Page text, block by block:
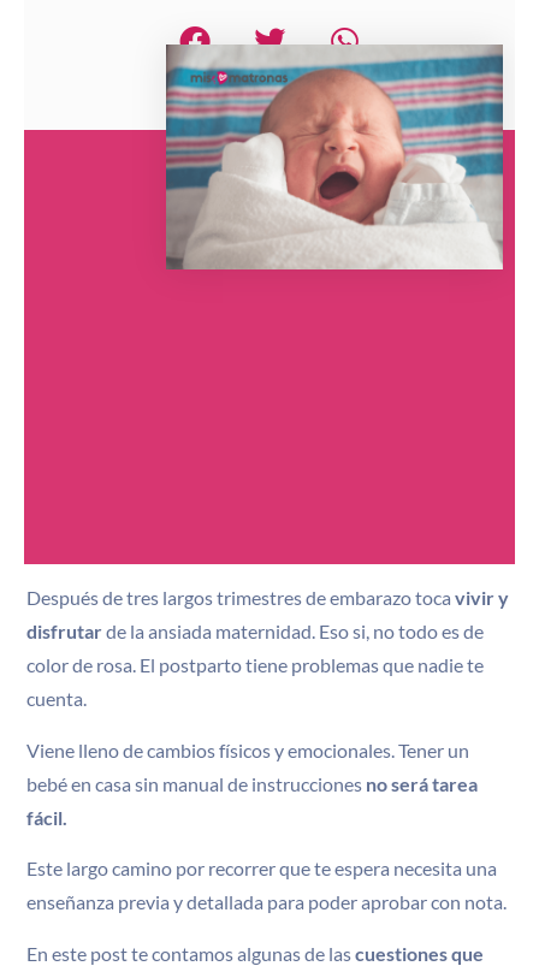
Después de tres largos trimestres de embarazo toca vivir y
disfrutarde la ansiada maternidad. Eso si, no todo es de
color de rosa. El postparto tiene problemas que nadie te
cuenta.
Viene lleno de cambios físicos y emocionales. Tener un
bebé en casa sin manual de instrucciones no será tarea
fácil.
Este largo camino por recorrer que te espera necesita una
enseñanza previa y detallada para poder aprobar con nota.
En este post te contamos algunas de lascuestiones que